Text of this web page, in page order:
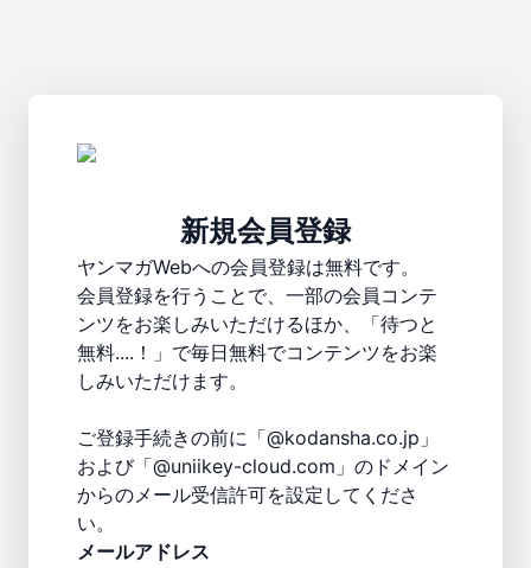
新規会員登録
ヤンマガWebへの会員登録は無料です。
会員登録を行うことで、一部の会員コンテ
ンツをお楽しみいただけるほか、「待つと
無料....！」で毎日無料でコンテンツをお楽
しみいただけます。
ご登録手続きの前に「@kodansha.co.jp」
および「@uniikey-cloud.com」のドメイン
からのメール受信許可を設定してくださ
い。
メールアドレス